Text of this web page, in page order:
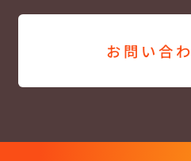
お問い合